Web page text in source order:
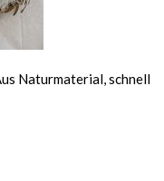
Naturmaterial, schnell